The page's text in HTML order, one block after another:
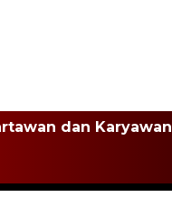
dan Karyawan